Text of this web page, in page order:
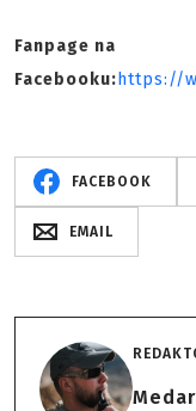
Fanpage na
Facebooku: https://
FACEBOOK
EMAIL